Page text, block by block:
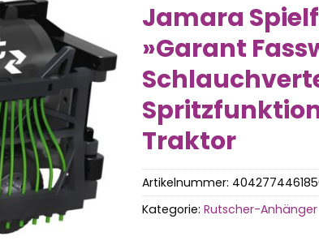
Jamara
»Garant
Traktor
Artikelnummer:
Kategorie: Rutscher-Anhänger